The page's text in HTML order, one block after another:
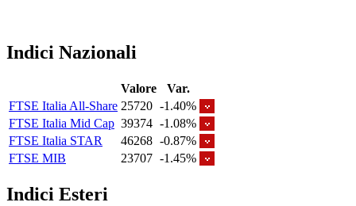
Indici Nazionali
Valore
Var.
FTSE Italia All-Share 25720 -1.40%
FTSE Italia Mid Cap 39374 -1.08%
FTSE Italia STAR
46268 -0.87%
FTSE MIB
23707 -1.45%
Indici Esteri